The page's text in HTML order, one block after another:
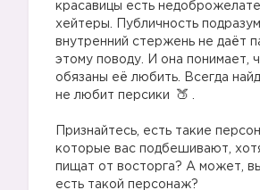
красавицы есть
хейтеры. Публичность
внутренний стержень не даёт
этому поводу. И она понимает,
обязаны её любить. Всегда
не любит персики
Признайтесь, есть такие
которые вас подбешивают,
пищат от восторга? А может,
есть такой персонаж?